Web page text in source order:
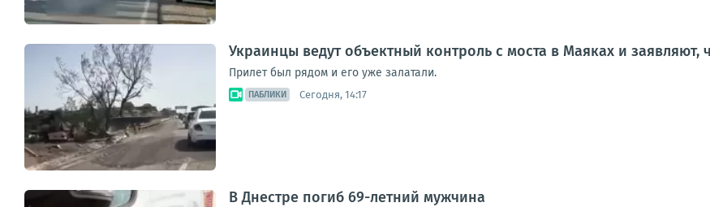
Украинцы ведут объектный контроль с моста в Маяках и заявляют,
Прилет был рядом и его уже залатали.
ПАБЛИКИ Сегодня, 14:17
В Днестре погиб 69-летний мужчина